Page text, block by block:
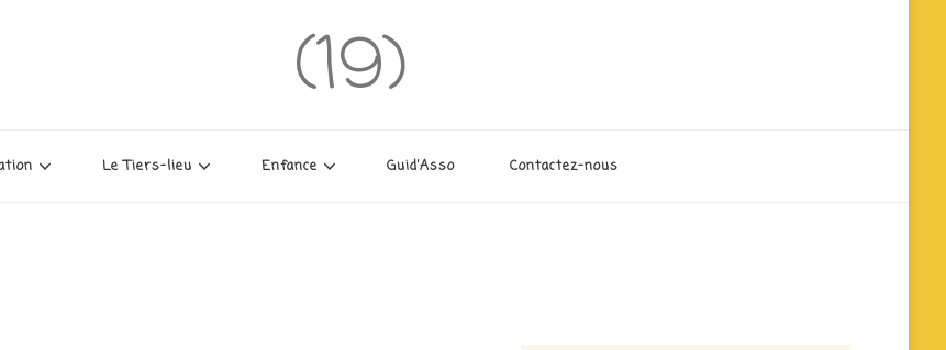
(19)
Le Tiers-lieu Enfance Guid’Asso Contactez-nous